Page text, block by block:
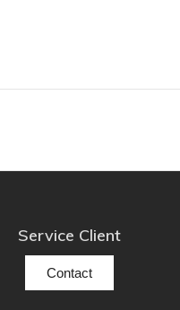
Service Client
Contact